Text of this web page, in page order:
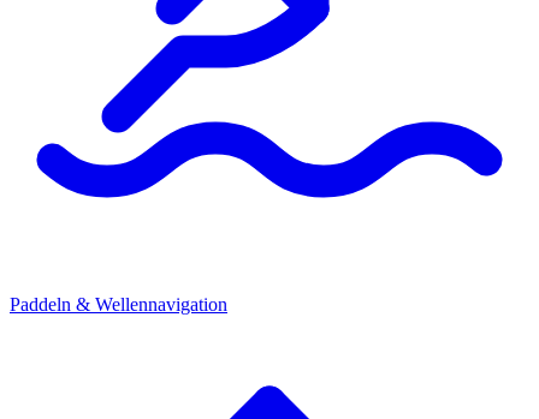
Paddeln & Wellennavigation